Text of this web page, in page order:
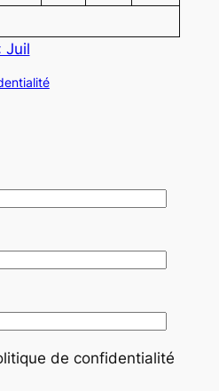
Juil
de confidentialité